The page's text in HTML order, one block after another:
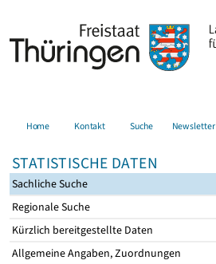
Home Kontakt Suche Newsletter
STATISTISCHE DATEN
Sachliche Suche
Regionale Suche
Kürzlich bereitgestellte Daten
Allgemeine Angaben, Zuordnungen